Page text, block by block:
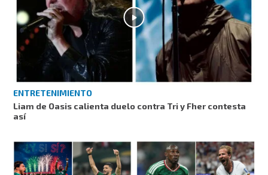
ENTRETENIMIENTO
Liam de Oasis calienta duelo contra Tri y Fher contesta
así